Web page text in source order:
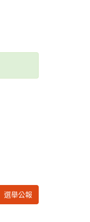
選舉公報